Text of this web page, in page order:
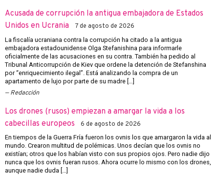
Acusada de corrupción la antigua embajadora de Estados
Unidos en Ucrania
7 de agosto de 2026
La fiscalía ucraniana contra la corrupción ha citado a la antigua
embajadora estadounidense Olga Stefanishina para informarle
oficialmente de las acusaciones en su contra. También ha pedido al
Tribunal Anticorrupción de Kiev que ordene la detención de Stefanshina
por “enriquecimiento ilegal”. Está analizando la compra de un
apartamento de lujo por parte de su madre […]
Redacción
Los drones (rusos) empiezan a amargar la vida a los
cabecillas europeos
6 de agosto de 2026
En tiempos de la Guerra Fría fueron los ovnis los que amargaron la vida al
mundo. Crearon multitud de polémicas. Unos decían que los ovnis no
existían; otros que los habían visto con sus propios ojos. Pero nadie dijo
nunca que los ovnis fueran rusos. Ahora ocurre lo mismo con los drones,
aunque nadie duda […]